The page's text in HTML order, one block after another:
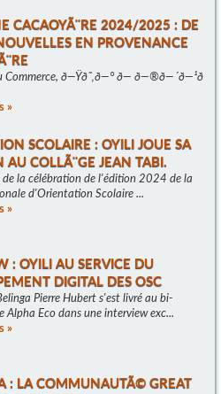
CACAOYÃ¨RE 2024/2025 : DE
EN PROVENANCE
ð—Ÿð˜‚ð—° ð— ð—®ð—´ð—¹ð
»
SCOLAIRE : OYILI JOUE SA
AU COLLÃ¨GE JEAN TABI.
de la célébration de l'édition 2024 de la
d'Orientation Scolaire ...
»
: OYILI AU SERVICE DU
DIGITAL DES OSC
Pierre Hubert s'est livré au bi-
Alpha Eco dans une interview exc...
»
: LA COMMUNAUTÃ© GREAT